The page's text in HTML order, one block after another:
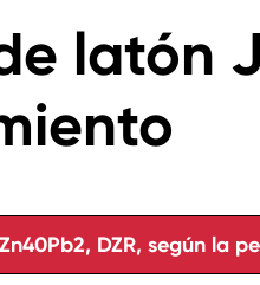
latón
DZR, según la